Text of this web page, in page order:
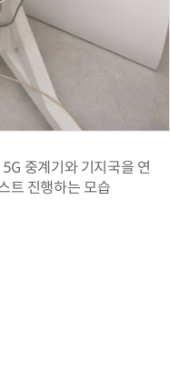
중계기와 기지국을 연
트 진행하는 모습